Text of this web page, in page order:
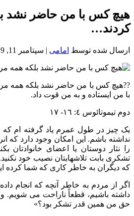
خون
شمال
تهران
هیچ کس با من حاضر نشد
کردند…
ارسال شده توسط امامی | سپتامبر 11, 2019
??هیچ کس با من حاضر نشد بلکه همه
با من ایستاده و به من قوت داد.
دوم تیموتائوس ٤: ١٦- ١٧
یک چیز در طول عمرم یاد گرفته ام که
نداشته باشم. این امکان وجود دارد که
را نثار دوستان یا اعضای خانوادتان
تشکری بابت تلاشهایتان نصیب خود
که دیگران به خاطر کاری که شما کرده
اگر از مردم به خاطر آنچه که انجام داده
داشته باشیم، قطعاً ناراحت می شویم.
حق من همین قدر تشکر بود؟»